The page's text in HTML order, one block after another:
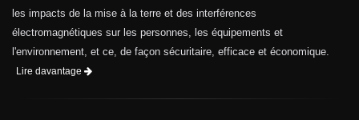
les impacts de la mise à la terre et des interférences
électromagnétiques sur les personnes, les équipements et
l'environnement, et ce, de façon sécuritaire, efficace et économique.
Lire davantage